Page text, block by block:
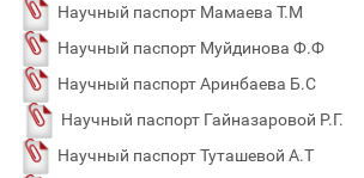
Научный паспорт Мамаева Т.М
Научный паспорт Муйдинова Ф.Ф
Научный паспорт Аринбаева Б.С
Научный паспорт Гайназаровой Р.Г.
Научный паспорт Туташевой А.Т